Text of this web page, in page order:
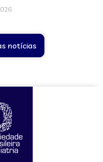
notícias